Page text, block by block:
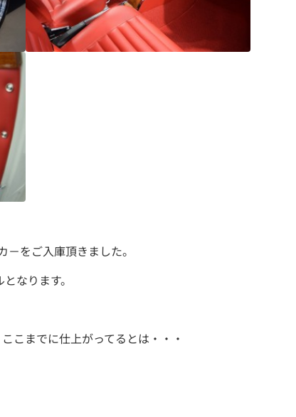
をご入庫頂きました。
なります。
こまでに仕上がってるとは・・・